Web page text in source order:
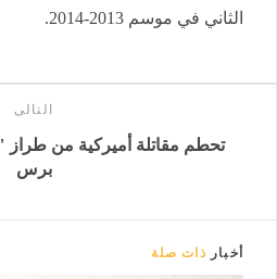
الثاني في موسم 2013-2014.
التالى
برس
أخبار ذات صلة